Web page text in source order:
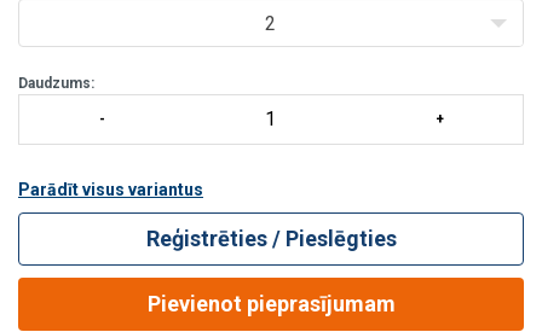
2
Daudzums:
Parādīt visus variantus
Reģistrēties / Pieslēgties
Pievienot pieprasījumam